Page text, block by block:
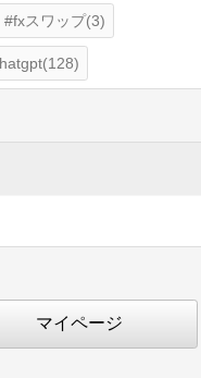
fxスワップ(3)
マイページ